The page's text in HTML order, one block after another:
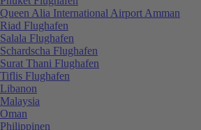
Queen Alia International Airport Amman
Riad Flughafen
Salala Flughafen
Schardscha Flughafen
Surat Thani Flughafen
Tiflis Flughafen
Libanon
Malaysia
Oman
Philippinen